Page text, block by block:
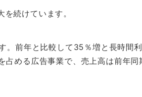
続けています。
。前年と比較して35％増と長時間
占める広告事業で、売上高は前年同